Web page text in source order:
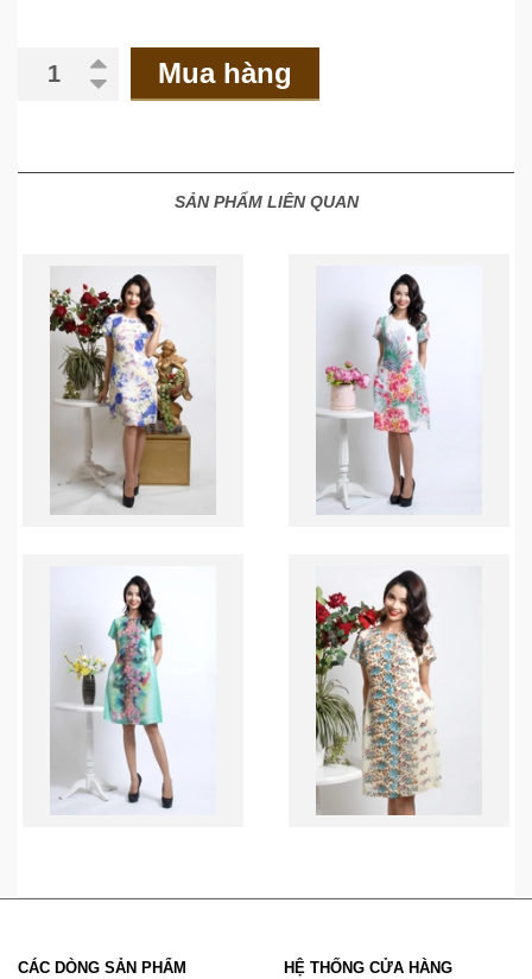
Mua hàng
SẢN PHẨM LIÊN QUAN
CÁC DÒNG SẢN PHẨM HỆ THỐNG CỬA HÀNG